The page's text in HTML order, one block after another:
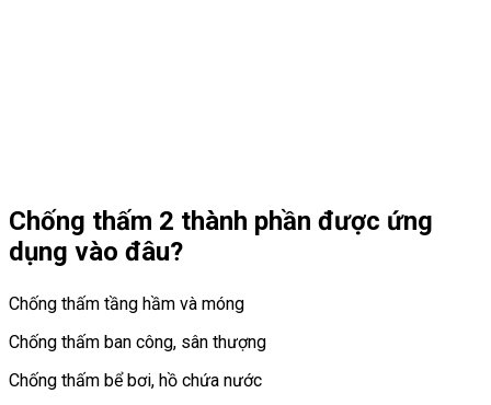
Chống thấm 2 thành phần được ứng
dụng vào đâu?
Chống thấm tầng hầm và móng
Chống thấm ban công, sân thượng
Chống thấm bể bơi, hồ chứa nước